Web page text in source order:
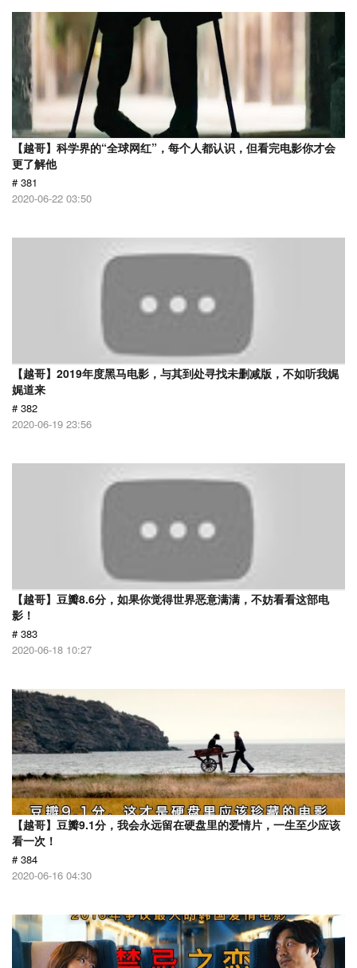
【越哥】科学界的“全球网红”，每个人都认识，但看完电影你才会
更了解他
# 381
2020-06-22 03:50
【越哥】2019年度黑马电影，与其到处寻找未删减版，不如听我娓
娓道来
# 382
2020-06-19 23:56
【越哥】豆瓣8.6分，如果你觉得世界恶意满满，不妨看看这部电
影！
# 383
2020-06-18 10:27
【越哥】豆瓣9.1分，我会永远留在硬盘里的爱情片，一生至少应该
看一次！
# 384
2020-06-16 04:30